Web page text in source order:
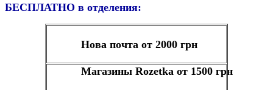
БЕСПЛАТНО в отделения:
Нова почта от 2000 грн
Магазины Rozetka от 1500 грн